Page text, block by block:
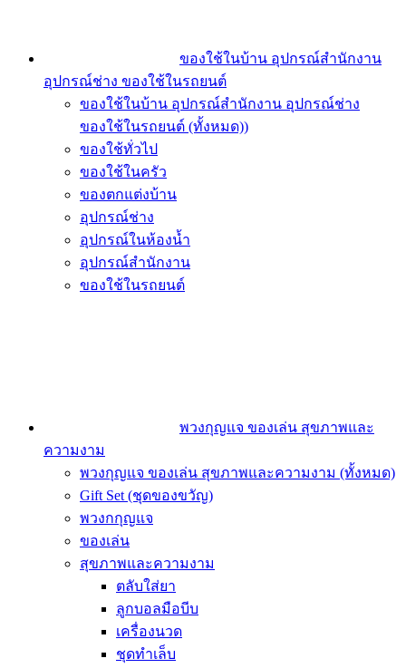
ของใช้ในบ้าน อุปกรณ์สำนักงาน
อุปกรณ์ช่าง ของใช้ในรถยนต์
ของใช้ในบ้าน อุปกรณ์สำนักงาน อุปกรณ์ช่าง
ของใช้ในรถยนต์ (ทั้งหมด))
ของใช้ทั่วไป
ของใช้ในครัว
ของตกแต่งบ้าน
อุปกรณ์ช่าง
อุปกรณ์ในห้องน้ำ
อุปกรณ์สำนักงาน
ของใช้ในรถยนต์
พวงกุญแจ ของเล่น สุขภาพและ
ความงาม
พวงกุญแจ ของเล่น สุขภาพและความงาม (ทั้งหมด)
Gift Set (ชุดของขวัญ)
พวงกกุญแจ
ของเล่น
สุขภาพและความงาม
ตลับใส่ยา
ลูกบอลมือบีบ
เครื่องนวด
ชุดทำเล็บ